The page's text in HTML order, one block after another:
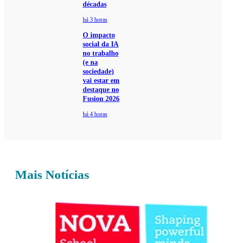
décadas
há 3 horas
O impacto
social da IA
no trabalho
(e na
sociedade)
vai estar em
destaque no
Fusion 2026
há 4 horas
Mais Notícias